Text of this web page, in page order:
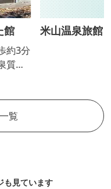
館
約3分
質の
米山温泉旅館
覧
も見ています